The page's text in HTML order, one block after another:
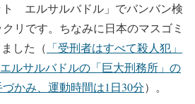
エルサルバドル」でバンバン検
リです。ちなみに日本のマスゴミ
した（ 「受刑者はすべて殺人犯」
ルサルバドルの「巨大刑務所」の
かみ、運動時間は1日30分）。